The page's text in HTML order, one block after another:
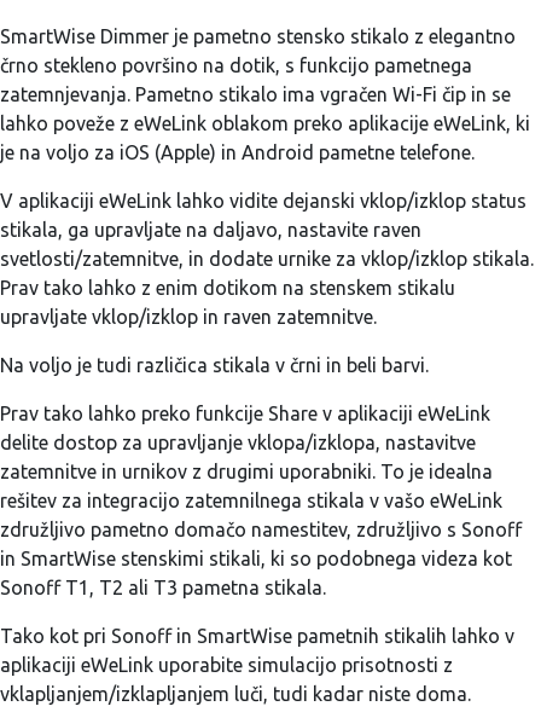
SmartWise Dimmer je pametno stensko stikalo z elegantno
črno stekleno površino na dotik, s funkcijo pametnega
zatemnjevanja. Pametno stikalo ima vgračen Wi-Fi čip in se
lahko poveže z eWeLink oblakom preko aplikacije eWeLink, ki
je na voljo za iOS (Apple) in Android pametne telefone.
V aplikaciji eWeLink lahko vidite dejanski vklop/izklop status
stikala, ga upravljate na daljavo, nastavite raven
svetlosti/zatemnitve, in dodate urnike za vklop/izklop stikala.
Prav tako lahko z enim dotikom na stenskem stikalu
upravljate vklop/izklop in raven zatemnitve.
Na voljo je tudi različica stikala v črni in beli barvi.
Prav tako lahko preko funkcije Share v aplikaciji eWeLink
delite dostop za upravljanje vklopa/izklopa, nastavitve
zatemnitve in urnikov z drugimi uporabniki. To je idealna
rešitev za integracijo zatemnilnega stikala v vašo eWeLink
združljivo pametno domačo namestitev, združljivo s Sonoff
in SmartWise stenskimi stikali, ki so podobnega videza kot
Sonoff T1, T2 ali T3 pametna stikala.
Tako kot pri Sonoff in SmartWise pametnih stikalih lahko v
aplikaciji eWeLink uporabite simulacijo prisotnosti z
vklapljanjem/izklapljanjem luči, tudi kadar niste doma.